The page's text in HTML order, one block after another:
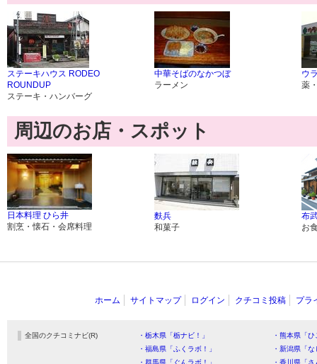
ステーキハウス RODEO
ROUNDUP
ステーキ・ハンバーグ
中華そばのなかつぼ
ラーメン
ウ
薬
周辺のお店・スポット
日本料理 ひら井
割烹・懐石・会席料理
麩兵
和菓子
布
お
ホーム サイトマップ ログイン クチコミ投稿 プラ
全国のクチコミナビ(R) ・栃木県「栃ナビ！」
・熊本県「
・福島県「ふくラボ！」
・新潟県「
・群馬県「ぐんラボ！」
・香川県「